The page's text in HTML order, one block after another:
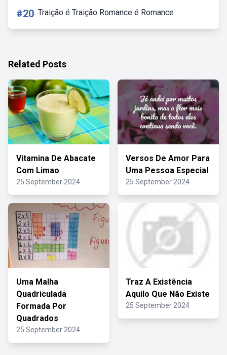
#20 Traição é Traição Romance é Romance
Related Posts
Vitamina De Abacate
Com Limao
25 September 2024
Versos De Amor Para
Uma Pessoa Especial
25 September 2024
Uma Malha
Quadriculada
Formada Por
Quadrados
25 September 2024
Traz A Existência
Aquilo Que Não Existe
25 September 2024